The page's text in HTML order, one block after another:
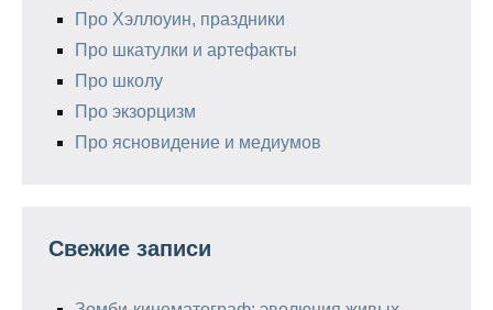
Про Хэллоуин, праздники
Про шкатулки и артефакты
Про школу
Про экзорцизм
Про ясновидение и медиумов
Свежие записи